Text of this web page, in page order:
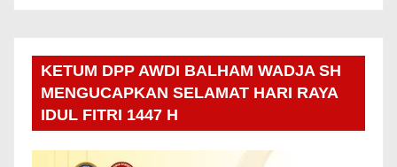
KETUM DPP AWDI BALHAM WADJA SH
MENGUCAPKAN SELAMAT HARI RAYA
IDUL FITRI 1447 H